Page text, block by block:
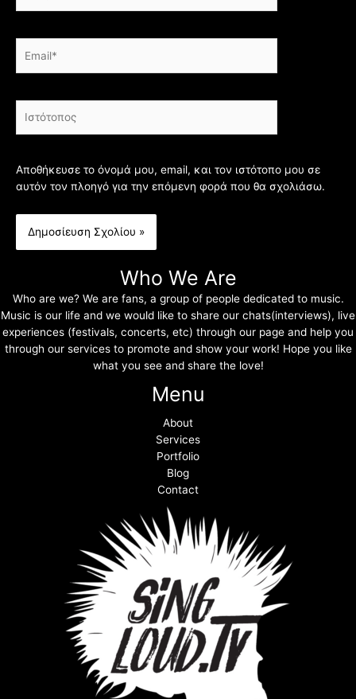
Αποθήκευσε το όνομά μου, email, και τον ιστότοπο μου σε
αυτόν τον πλοηγό για την επόμενη φορά που θα σχολιάσω.
Who We Are
Who are we? We are fans, a group of people dedicated to music.
Music is our life and we would like to share our chats(interviews), live
experiences (festivals, concerts, etc) through our page and help you
through our services to promote and show your work! Hope you like
what you see and share the love!
Menu
About
Services
Portfolio
Blog
Contact